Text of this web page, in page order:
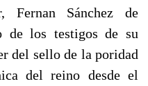
Fernan Sánchez de
de los testigos de su
del sello de la poridad
del reino desde el